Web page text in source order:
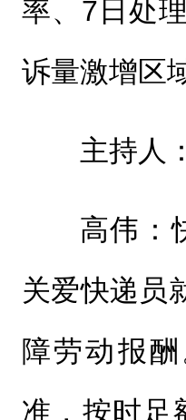
率、7日处
诉量激增区
主持人
高伟：
关爱快递员
障劳动报
准，按时足